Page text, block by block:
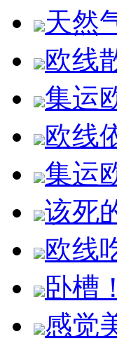
天然
欧线
集运
欧线
集运
该死
欧线
卧槽
感觉